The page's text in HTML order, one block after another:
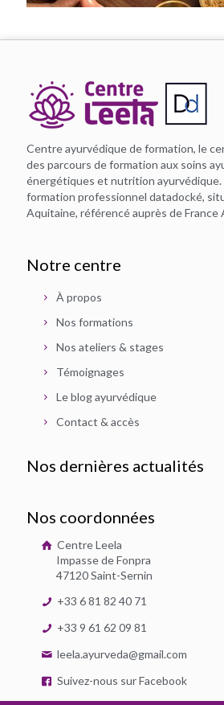
Centre ayurvédique de formation, le
des parcours de formation aux soins
énergétiques et nutrition ayurvédique.
formation professionnel datadocké,
Aquitaine, référencé auprès de France
Notre centre
À propos
Nos formations
Nos ateliers & stages
Témoignages
Le blog ayurvédique
Contact & accès
Nos dernières actualités
Nos coordonnées
Centre Leela
Impasse de Fonpra
47120 Saint-Sernin
+33 6 81 82 40 71
+33 9 61 62 09 81
leela.ayurveda@gmail.com
Suivez-nous sur Facebook